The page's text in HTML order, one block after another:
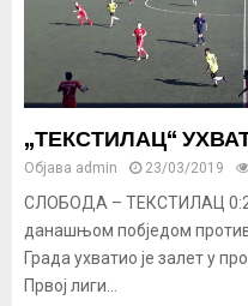
„ТЕКСТИЛАЦ“
Објава admin 23/03/2019
СЛОБОДА – ТЕКСТИЛАЦ 0:2
данашњом побједом
Града ухватио је залет у
Првој лиги...